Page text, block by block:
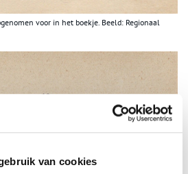
van cookies
voor in het boekje. Beeld: Regionaal